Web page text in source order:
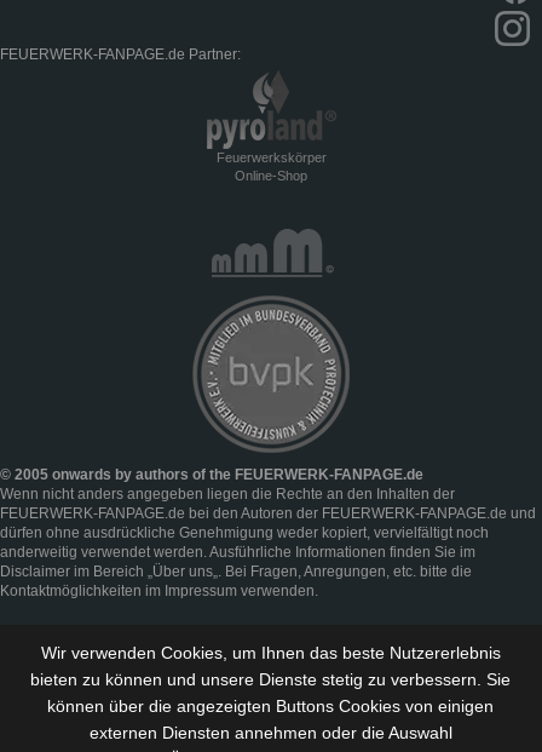
FEUERWERK-FANPAGE.de Partner:
Feuerwerkskörper
Online-Shop
© 2005 onwards by authors of the FEUERWERK-FANPAGE.de
Wenn nicht anders angegeben liegen die Rechte an den Inhalten der
FEUERWERK-FANPAGE.de bei den Autoren der FEUERWERK-FANPAGE.de und
dürfen ohne ausdrückliche Genehmigung weder kopiert, vervielfältigt noch
anderweitig verwendet werden. Ausführliche Informationen finden Sie im
Disclaimer im Bereich „ Über uns „. Bei Fragen, Anregungen, etc. bitte die
Kontaktmöglichkeiten im Impressum verwenden.
Wir verwenden Cookies, um Ihnen das beste Nutzererlebnis
bieten zu können und unsere Dienste stetig zu verbessern . Sie
können über die angezeigten Buttons Cookies von einigen
externen Diensten annehmen oder die Auswahl